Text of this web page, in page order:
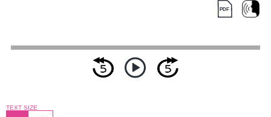
TEXT SIZE